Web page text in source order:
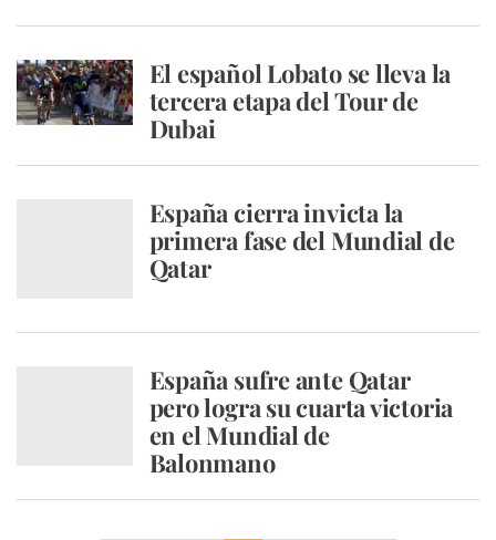
El español Lobato se lleva la
tercera etapa del Tour de
Dubai
España cierra invicta la
primera fase del Mundial de
Qatar
España sufre ante Qatar
pero logra su cuarta victoria
en el Mundial de
Balonmano